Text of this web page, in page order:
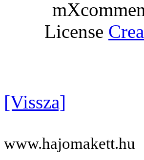
License
[Vissza]
www.hajomakett.hu